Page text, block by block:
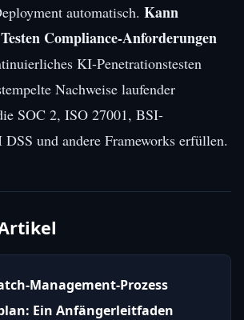
automatisch. Kann
Compliance-Anforderungen
KI-Penetrationstesten
Nachweise laufender
SOC 2, ISO 27001, BSI-
und andere Frameworks erfüllen.
Management-Prozess
Ein Anfängerleitfaden